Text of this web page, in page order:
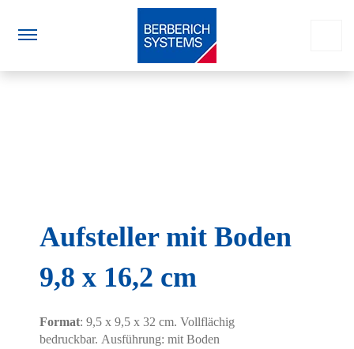
Aufsteller mit Boden
9,8 x 16,2 cm
Format: 9,5 x 9,5 x 32 cm. Vollflächig
bedruckbar. Ausführung: mit Boden